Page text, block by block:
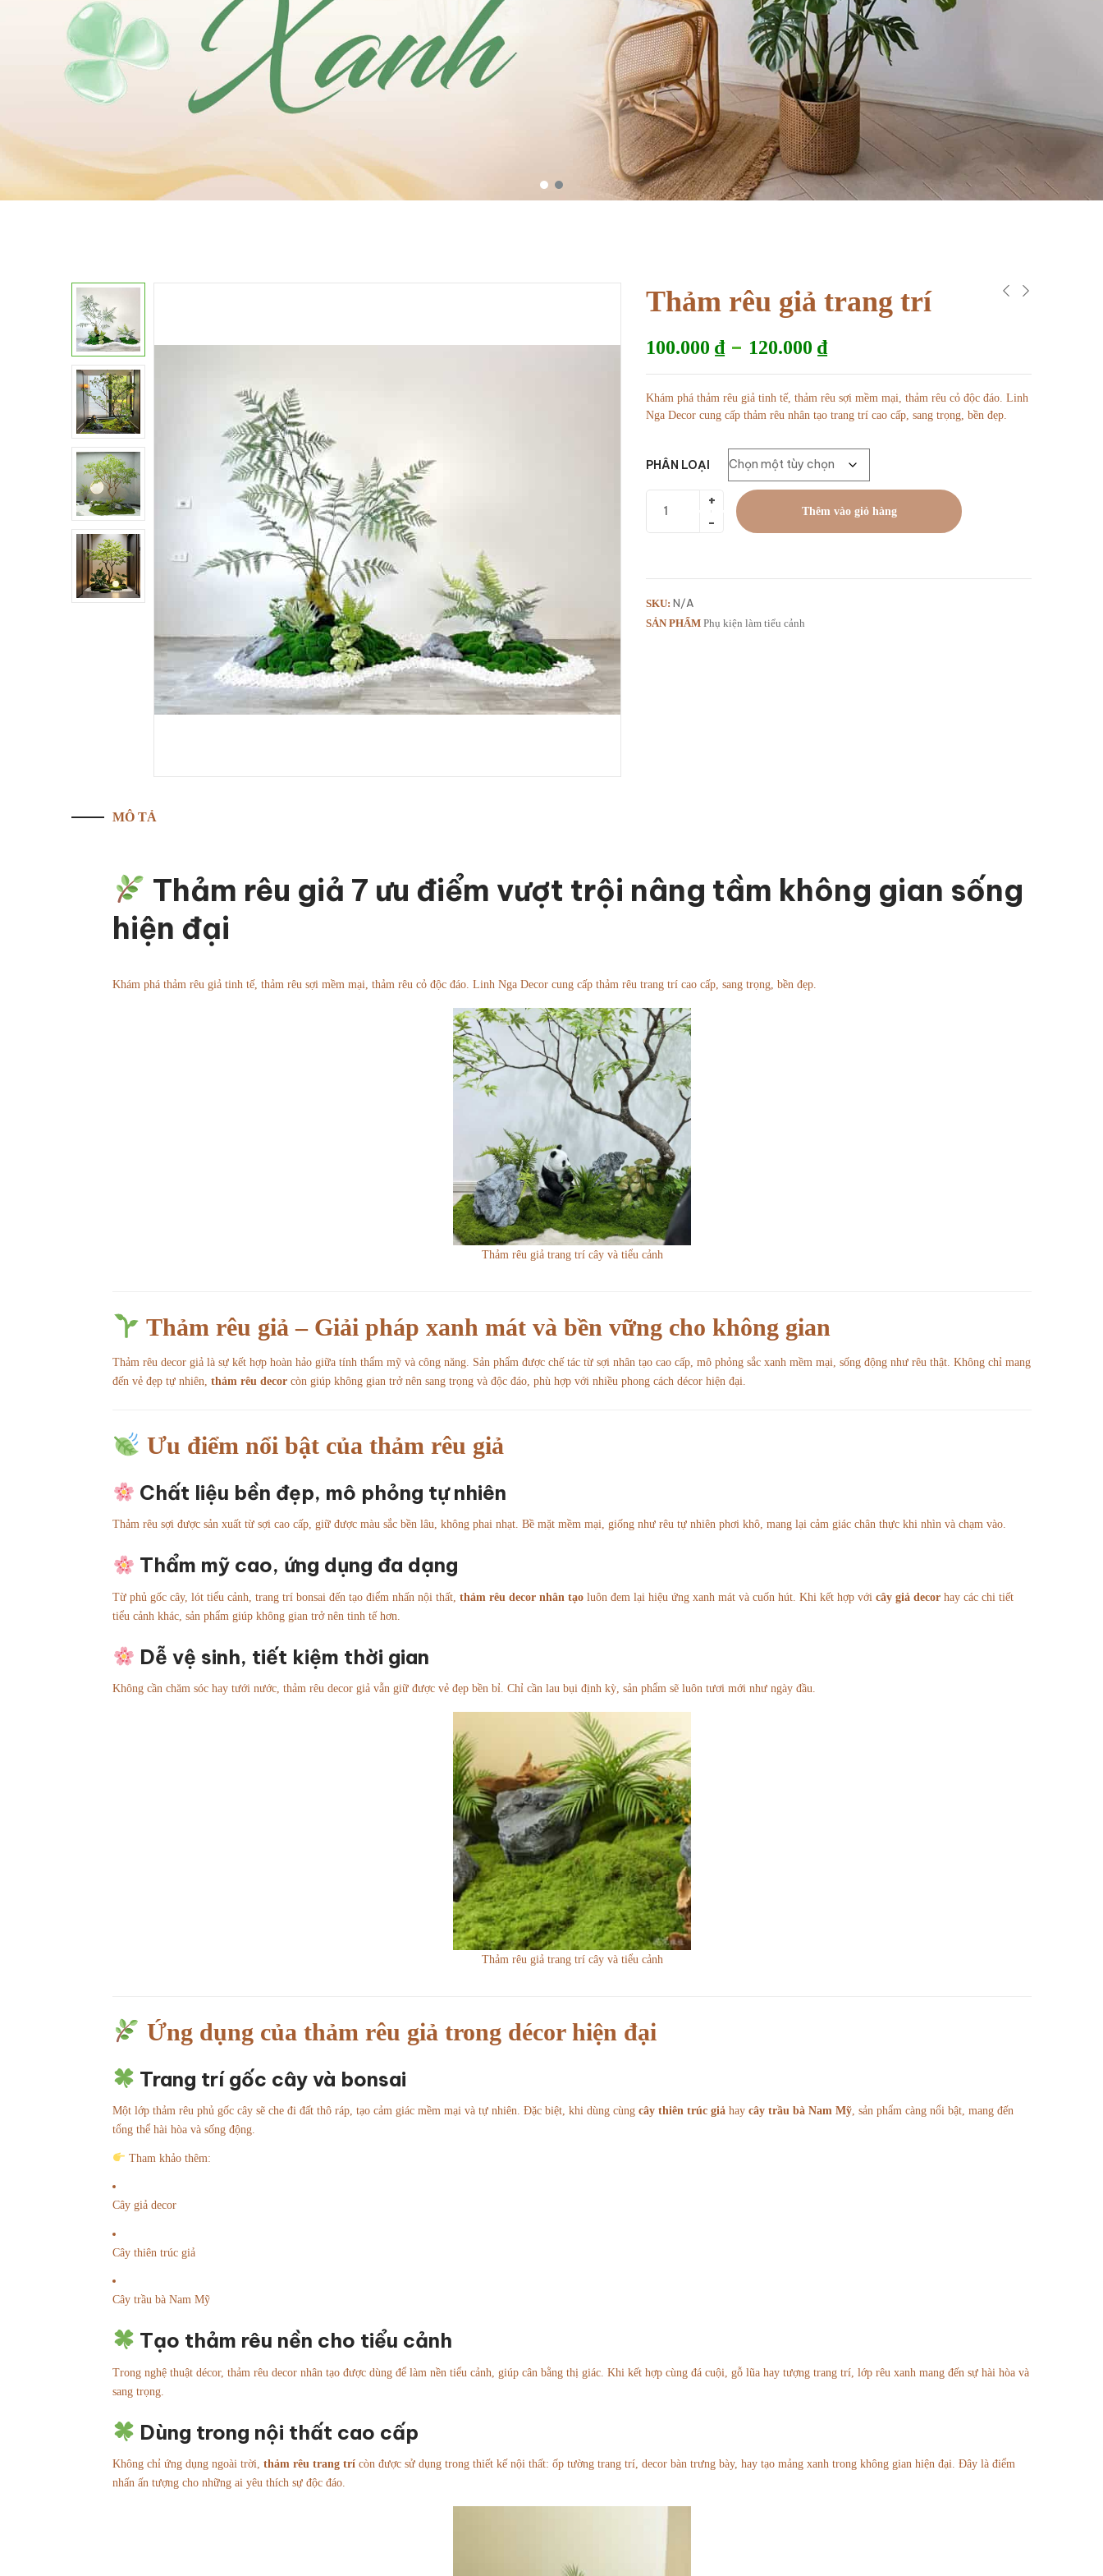
Thảm rêu giả trang trí
100.000 ₫– 120.000 ₫
Khám phá thảm rêu giả tinh tế, thảm rêu sợi mềm mại, thảm rêu cỏ độc đáo. Linh
Nga Decor cung cấp thảm rêu nhân tạo trang trí cao cấp, sang trọng, bền đẹp.
PHÂN LOẠI
Thêm vào giỏ hàng
SKU: N/A
SẢN PHẨM Phụ kiện làm tiểu cảnh
MÔ TẢ
Thảm rêu giả 7 ưu điểm vượt trội nâng tầm không gian sống
hiện đại
Khám phá thảm rêu giả tinh tế, thảm rêu sợi mềm mại, thảm rêu cỏ độc đáo. Linh Nga Decor cung cấp thảm rêu trang trí cao cấp, sang trọng, bền đẹp.
Thảm rêu giả trang trí cây và tiểu cảnh
Thảm rêu giả – Giải pháp xanh mát và bền vững cho không gian
Thảm rêu decor giả là sự kết hợp hoàn hảo giữa tính thẩm mỹ và công năng. Sản phẩm được chế tác từ sợi nhân tạo cao cấp, mô phỏng sắc xanh mềm mại, sống động như rêu thật. Không chỉ mang
đến vẻ đẹp tự nhiên, thảm rêu decor còn giúp không gian trở nên sang trọng và độc đáo, phù hợp với nhiều phong cách décor hiện đại.
Ưu điểm nổi bật của thảm rêu giả
Chất liệu bền đẹp, mô phỏng tự nhiên
Thảm rêu sợi được sản xuất từ sợi cao cấp, giữ được màu sắc bền lâu, không phai nhạt. Bề mặt mềm mại, giống như rêu tự nhiên phơi khô, mang lại cảm giác chân thực khi nhìn và chạm vào.
Thẩm mỹ cao, ứng dụng đa dạng
Từ phủ gốc cây, lót tiểu cảnh, trang trí bonsai đến tạo điểm nhấn nội thất, thảm rêu decor nhân tạo luôn đem lại hiệu ứng xanh mát và cuốn hút. Khi kết hợp với cây giả decor hay các chi tiết
tiểu cảnh khác, sản phẩm giúp không gian trở nên tinh tế hơn.
Dễ vệ sinh, tiết kiệm thời gian
Không cần chăm sóc hay tưới nước, thảm rêu decor giả vẫn giữ được vẻ đẹp bền bỉ. Chỉ cần lau bụi định kỳ, sản phẩm sẽ luôn tươi mới như ngày đầu.
Thảm rêu giả trang trí cây và tiểu cảnh
Ứng dụng của thảm rêu giả trong décor hiện đại
Trang trí gốc cây và bonsai
Một lớp thảm rêu phủ gốc cây sẽ che đi đất thô ráp, tạo cảm giác mềm mại và tự nhiên. Đặc biệt, khi dùng cùng cây thiên trúc giả hay cây trầu bà Nam Mỹ, sản phẩm càng nổi bật, mang đến
tổng thể hài hòa và sống động.
Tham khảo thêm:
Cây giả decor
Cây thiên trúc giả
Cây trầu bà Nam Mỹ
Tạo thảm rêu nền cho tiểu cảnh
Trong nghệ thuật décor, thảm rêu decor nhân tạo được dùng để làm nền tiểu cảnh, giúp cân bằng thị giác. Khi kết hợp cùng đá cuội, gỗ lũa hay tượng trang trí, lớp rêu xanh mang đến sự hài hòa và
sang trọng.
Dùng trong nội thất cao cấp
Không chỉ ứng dụng ngoài trời, thảm rêu trang trí còn được sử dụng trong thiết kế nội thất: ốp tường trang trí, decor bàn trưng bày, hay tạo mảng xanh trong không gian hiện đại. Đây là điểm
nhấn ấn tượng cho những ai yêu thích sự độc đáo.